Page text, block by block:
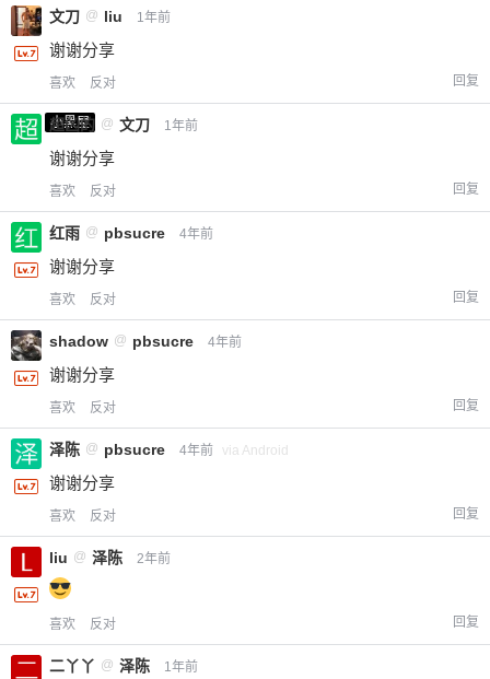
文刀 @ liu 1年前
谢谢分享
喜欢 反对 回复
小黑屋
超凶的 @ 文刀 1年前
谢谢分享
喜欢 反对 回复
红雨 @ pbsucre 4年前
谢谢分享
喜欢 反对 回复
shadow @ pbsucre 4年前
谢谢分享
喜欢 反对 回复
泽陈 @ pbsucre 4年前 via Android
谢谢分享
喜欢 反对 回复
liu @ 泽陈 2年前
喜欢 反对 回复
二丫丫 @ 泽陈 1年前